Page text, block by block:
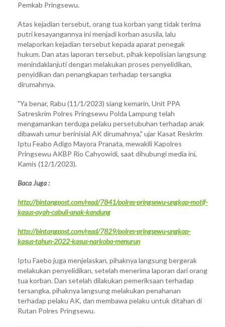
Pemkab Pringsewu.
Atas kejadian tersebut, orang tua korban yang tidak terima
putri kesayangannya ini menjadi korban asusila, lalu
melaporkan kejadian tersebut kepada aparat penegak
hukum. Dan atas laporan tersebut, pihak kepolisian langsung
menindaklanjuti dengan melakukan proses penyelidikan,
penyidikan dan penangkapan terhadap tersangka
dirumahnya.
"Ya benar, Rabu (11/1/2023) siang kemarin, Unit PPA
Satreskrim Polres Pringsewu Polda Lampung telah
mengamankan terduga pelaku persetubuhan terhadap anak
dibawah umur berinisial AK dirumahnya," ujar Kasat Reskrim
Iptu Feabo Adigo Mayora Pranata, mewakili Kapolres
Pringsewu AKBP Rio Cahyowidi, saat dihubungi media ini,
Kamis (12/1/2023).
Baca Juga :
http://bintangpost.com/read/7841/polres-pringsewu-ungkap-motif-
kasus-ayah-cabuli-anak-kandung
http://bintangpost.com/read/7829/polres-pringsewu-ungkap-
kasus-tahun-2022-kasus-narkoba-menurun
Iptu Faebo juga menjelaskan, pihaknya langsung bergerak
melakukan penyelidikan, setelah menerima laporan dari orang
tua korban. Dan setelah dilakukan pemeriksaan terhadap
tersangka, pihaknya langsung melakukan penahanan
terhadap pelaku AK, dan membawa pelaku untuk ditahan di
Rutan Polres Pringsewu.